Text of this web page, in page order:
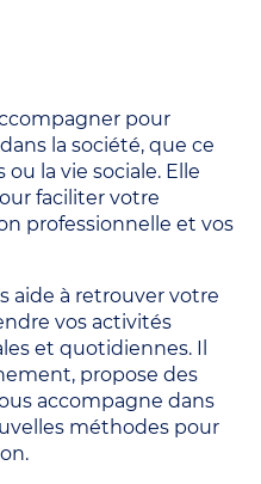
pour
la société, que ce
la vie sociale. Elle
faciliter votre
professionnelle et vos
aide à retrouver votre
vos activités
et quotidiennes. Il
propose des
accompagne dans
méthodes pour